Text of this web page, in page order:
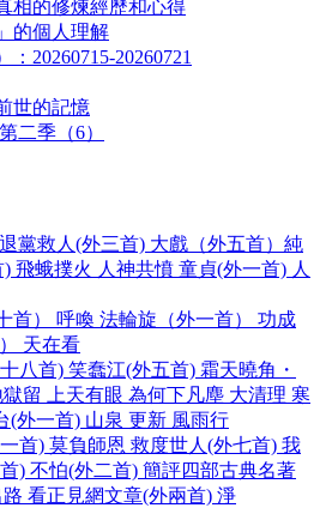
相的修煉經歷和心得
的個人理解
20260715-20260721
世的記憶
二季（6）
黨救人(外三首) 大戲（外五首）純
飛蛾撲火 人神共憤 童貞(外一首) 人
首） 呼喚 法輪旋（外一首） 功成
天在看
八首) 笑蠢江(外五首) 霜天曉角・
留 上天有眼 為何下凡塵 大清理 寒
(外一首) 山泉 更新 風雨行
首) 莫負師恩 救度世人(外七首) 我
) 不怕(外二首) 簡評四部古典名著
看正見網文章(外兩首) 淨